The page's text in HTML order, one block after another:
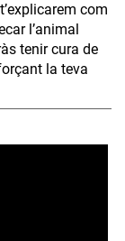
com
l’animal
tenir cura de
la teva